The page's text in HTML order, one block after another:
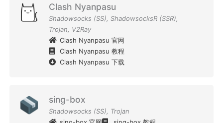
Clash Nyanpasu
Shadowsocks (SS), ShadowsocksR (SSR),
Trojan, V2Ray
Clash Nyanpasu 官网
Clash Nyanpasu 教程
Clash Nyanpasu 下载
sing-box
Shadowsocks (SS), Trojan